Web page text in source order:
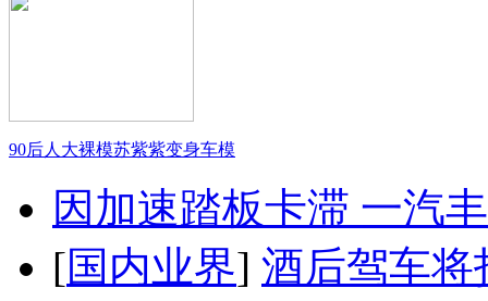
90后人大裸模苏紫紫变身车模
因加速踏板卡滞 一汽
[国内业界] 酒后驾车将